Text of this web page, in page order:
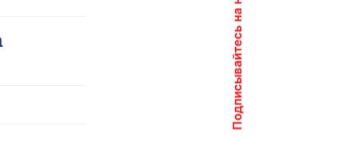
Подписывайтесь на нас